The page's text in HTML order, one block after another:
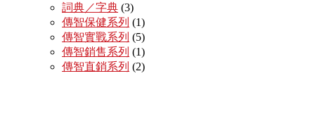
詞典／字典 (3)
傳智保健系列 (1)
傳智實戰系列 (5)
傳智銷售系列 (1)
傳智直銷系列 (2)